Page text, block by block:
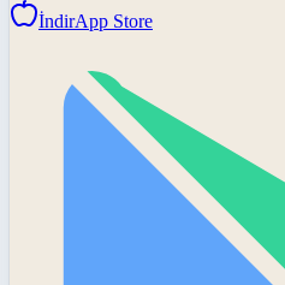
İndirApp Store